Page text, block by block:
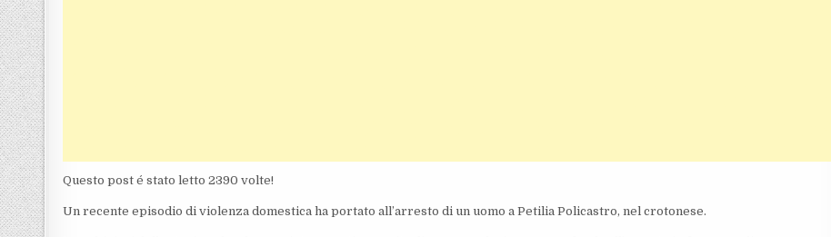
Questo post é stato letto 2390 volte!
Un recente episodio di violenza domestica ha portato all’arresto di un uomo a Petilia Policastro, nel crotonese.